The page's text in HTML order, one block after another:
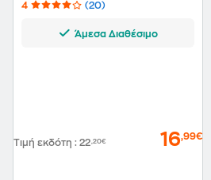
4 (20)
Άμεσα Διαθέσιμο
Τιμή εκδότη : 22,20€ 16,99€